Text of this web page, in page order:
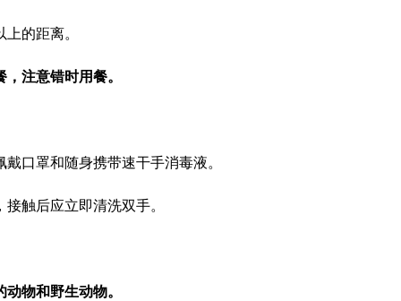
的距离。
注意错时用餐。
口罩和随身携带速干手消毒液。
触后应立即清洗双手。
物和野生动物。